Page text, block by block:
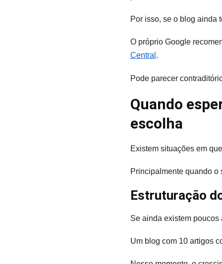
Por isso, se o blog ainda
O próprio Google
Central .
Pode parecer
Quando
escolha
Existem situações em
Principalmente quando o
Estruturação
Se ainda existem
Um blog com 10 artigos